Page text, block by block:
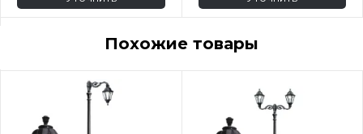
Похожие товары